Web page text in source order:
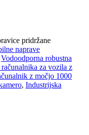
pridržane
naprave
Vodoodporna robustna
za vozila z
z močjo 1000
, Industrijska